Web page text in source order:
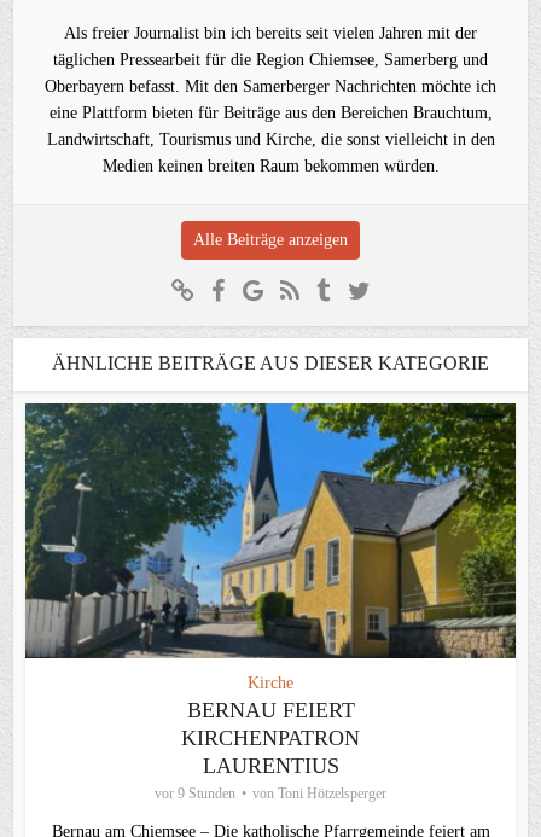
Als freier Journalist bin ich bereits seit vielen Jahren mit der
täglichen Pressearbeit für die Region Chiemsee, Samerberg und
Oberbayern befasst. Mit den Samerberger Nachrichten möchte ich
eine Plattform bieten für Beiträge aus den Bereichen Brauchtum,
Landwirtschaft, Tourismus und Kirche, die sonst vielleicht in den
Medien keinen breiten Raum bekommen würden.
Alle Beiträge anzeigen
ÄHNLICHE BEITRÄGE AUS DIESER KATEGORIE
Kirche
BERNAU FEIERT
KIRCHENPATRON
LAURENTIUS
vor 9 Stunden von Toni Hötzelsperger
Bernau am Chiemsee – Die katholische Pfarrgemeinde feiert am